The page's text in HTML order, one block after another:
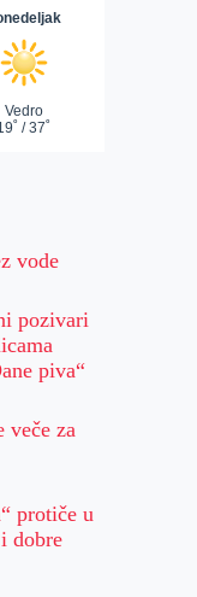
vode
pozivari
piva“
veče za
protiče u
dobre